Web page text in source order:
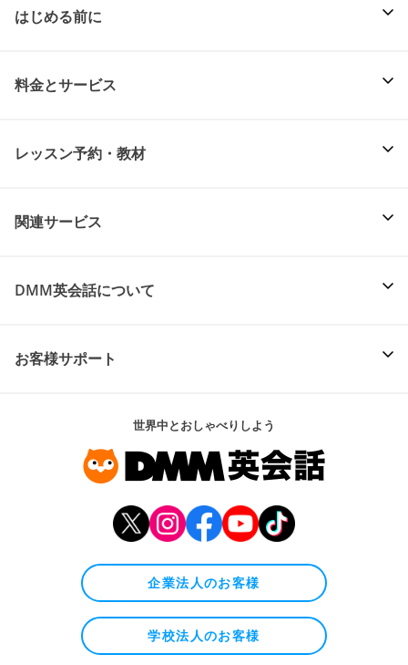
はじめる前に
料金とサービス
レッスン予約・教材
関連サービス
DMM英会話について
お客様サポート
世界中とおしゃべりしよう
企業法人のお客様
学校法人のお客様